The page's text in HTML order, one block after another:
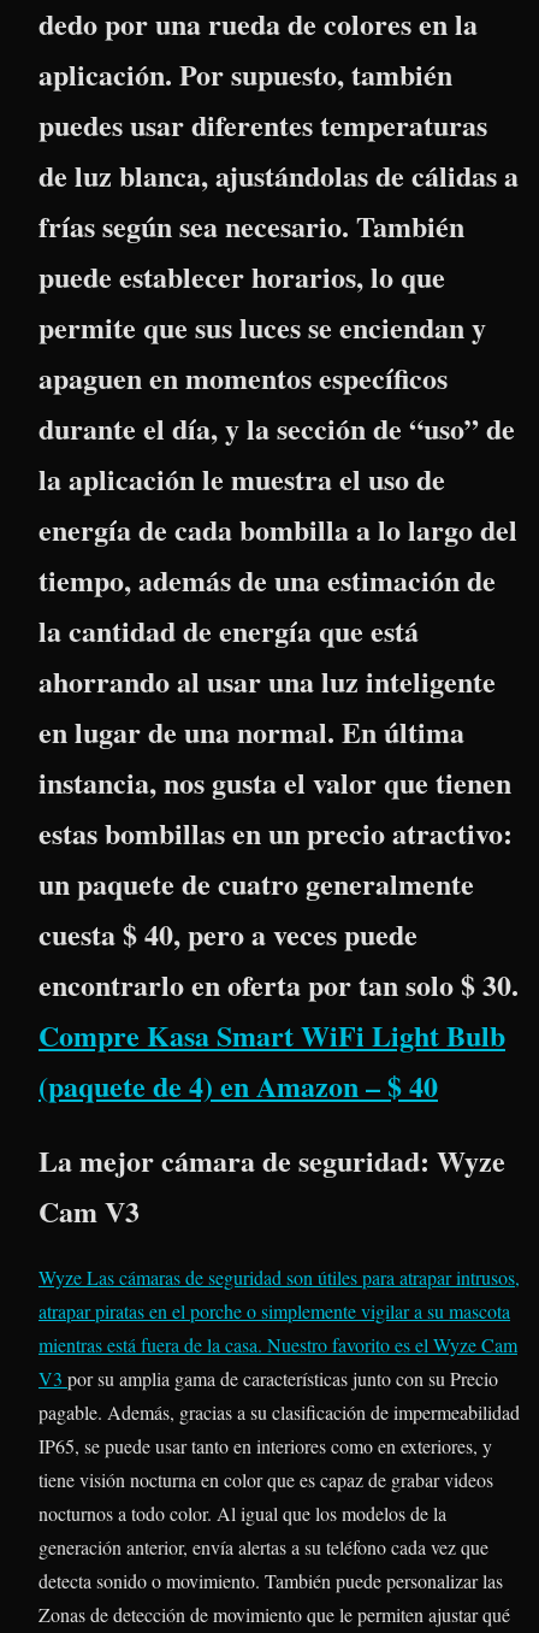
dedo por una rueda de colores en la
aplicación. Por supuesto, también
puedes usar diferentes temperaturas
de luz blanca, ajustándolas de cálidas a
frías según sea necesario. También
puede establecer horarios, lo que
permite que sus luces se enciendan y
apaguen en momentos específicos
durante el día, y la sección de “uso” de
la aplicación le muestra el uso de
energía de cada bombilla a lo largo del
tiempo, además de una estimación de
la cantidad de energía que está
ahorrando al usar una luz inteligente
en lugar de una normal. En última
instancia, nos gusta el valor que tienen
estas bombillas en un precio atractivo:
un paquete de cuatro generalmente
cuesta $ 40, pero a veces puede
encontrarlo en oferta por tan solo $ 30.
Compre Kasa Smart WiFi Light Bulb
(paquete de 4) en Amazon – $ 40
La mejor cámara de seguridad: Wyze
Cam V3
WyzeLas cámaras de seguridad son útiles para atrapar intrusos,
atrapar piratas en el porche o simplemente vigilar a su mascota
mientras está fuera de la casa. Nuestro favorito es el Wyze Cam
V3 por su amplia gama de características junto con su Precio
pagable. Además, gracias a su clasificación de impermeabilidad
IP65, se puede usar tanto en interiores como en exteriores, y
tiene visión nocturna en color que es capaz de grabar videos
nocturnos a todo color. Al igual que los modelos de la
generación anterior, envía alertas a su teléfono cada vez que
detecta sonido o movimiento. También puede personalizar las
Zonas de detección de movimiento que le permiten ajustar qué